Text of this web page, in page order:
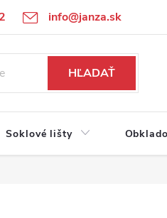
info@janza.sk
podmienky Podmienky
HĽADAŤ
Soklové lišty